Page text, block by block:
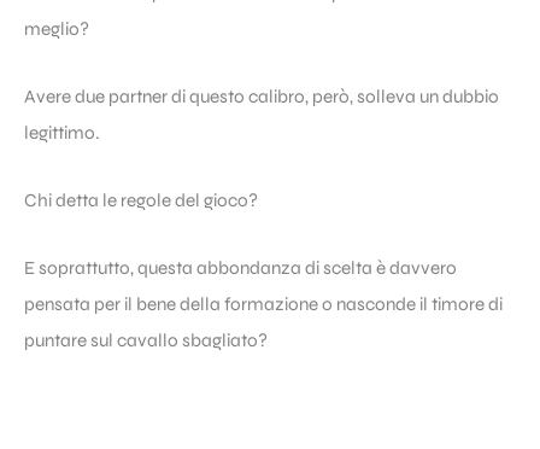
meglio?
Avere due partner di questo calibro, però, solleva un dubbio
legittimo.
Chi detta le regole del gioco?
E soprattutto, questa abbondanza di scelta è davvero
pensata per il bene della formazione o nasconde il timore di
puntare sul cavallo sbagliato?